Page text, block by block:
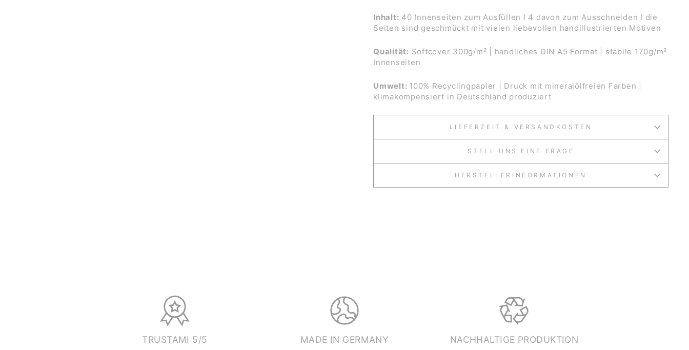
Inhalt: 40 Innenseiten zum Ausfüllen I 4 davon zum Ausschneiden I die
Seiten sind geschmückt mit vielen liebevollen handillustrierten Motiven
Qualität: Softcover 300g/m² | handliches DIN A5 Format | stabile 170g/m²
Innenseiten
Umwelt: 100% Recyclingpapier | Druck mit mineralölfreien Farben |
klimakompensiert in Deutschland produziert
LIEFERZEIT & VERSANDKOSTEN
STELL UNS EINE FRAGE
HERSTELLERINFORMATIONEN
TRUSTAMI 5/5 MADE IN GERMANY NACHHALTIGE PRODUKTION